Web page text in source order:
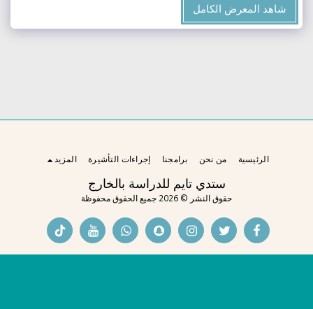
شاهد المعرض الكامل
ستدي تايم للدراسة بالخارج
حقوق النشر © 2026 جميع الحقوق محفوظة
الرئيسية من نحن برامجنا إجراءات التأشيرة المزيد